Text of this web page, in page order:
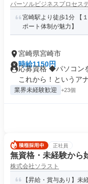
パーソルビジネスプロセス
宮崎駅より徒歩1分 【
ポート体制が魅力】
宮崎県宮崎市
時給1150円
応募資格 ◆パソコン
これから！というア
業界未経験歓迎 +23個
正社員
無資格・未経験から
株式会社ソラスト
【昇給・賞与あり】